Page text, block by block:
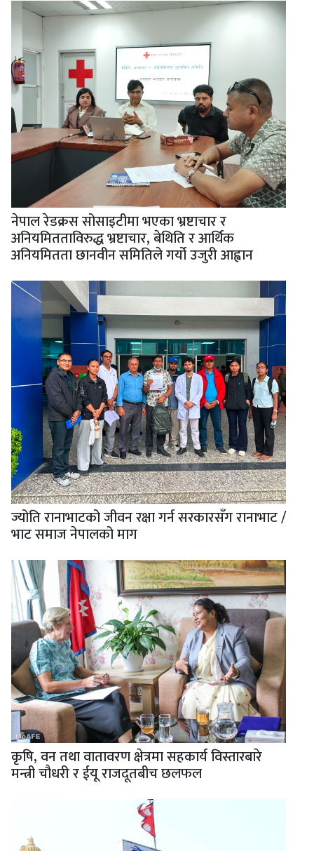
नेपाल रेडक्रस सोसाइटीमा भएका भ्रष्टाचार र
अनियमितताविरुद्ध भ्रष्टाचार, बेथिति र आर्थिक
अनियमितता छानवीन समितिले गर्यो उजुरी आह्वान
ज्योति रानाभाटको जीवन रक्षा गर्न सरकारसँग रानाभाट /
भाट समाज नेपालको माग
कृषि, वन तथा वातावरण क्षेत्रमा सहकार्य विस्तारबारे
मन्त्री चौधरी र ईयू राजदूतबीच छलफल